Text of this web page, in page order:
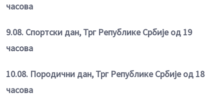
часова
9.08. Спортски дан, Трг Републике Србије од 19
часова
10.08. Породични дан, Трг Републике Србије од 18
часова